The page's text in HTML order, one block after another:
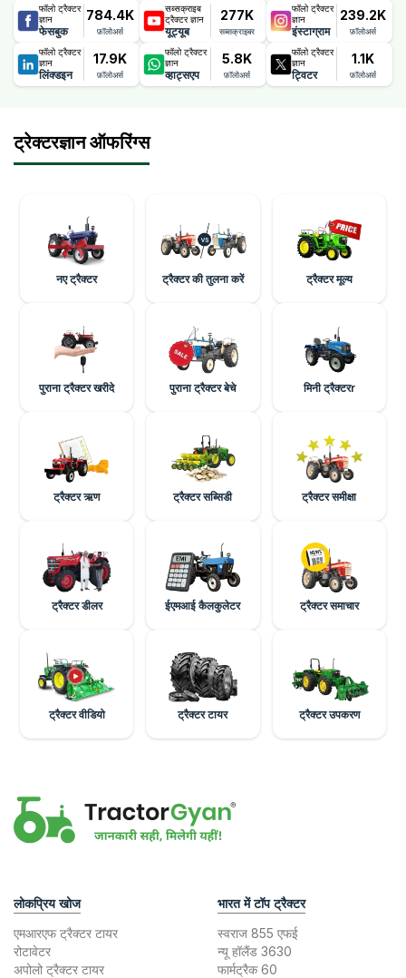
फॉलो ट्रैक्टर
ज्ञान
फेसबुक
784.4K
फ़ॉलोअर्स
सब्सक्राइब
ट्रैक्टर ज्ञान
यूट्यूब
277K
सब्सक्राइबर
फॉलो ट्रैक्टर
ज्ञान
इंस्टाग्राम
239.2K
फ़ॉलोअर्स
फॉलो ट्रैक्टर
ज्ञान
लिंक्डइन
17.9K
फ़ॉलोअर्स
फॉलो ट्रैक्टर
ज्ञान
व्हाट्सएप
5.8K
फ़ॉलोअर्स
फॉलो ट्रैक्टर
ज्ञान
ट्विटर
1.1K
फ़ॉलोअर्स
ट्रेक्टरज्ञान ऑफरिंग्स
नए ट्रैक्टर ट्रैक्टर की तुलना करें ट्रैक्टर मूल्य
पुराना ट्रैक्टर खरीदे पुराना ट्रैक्टर बेचे मिनी ट्रैक्टरr
ट्रैक्टर ऋण ट्रैक्टर सब्सिडी ट्रैक्टर समीक्षा
ट्रैक्टर डीलर ईएमआई कैलकुलेटर ट्रैक्टर समाचार
ट्रैक्टर वीडियो ट्रैक्टर टायर ट्रैक्टर उपकरण
लोकप्रिय खोज
एमआरएफ ट्रैक्टर टायर
रोटावेटर
अपोलो ट्रैक्टर टायर
भारत में टॉप ट्रैक्टर
स्वराज 855 एफई
न्यू हॉलैंड 3630
फार्मट्रैक 60